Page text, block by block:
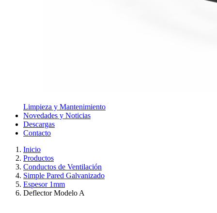
Limpieza y Mantenimiento
Novedades y Noticias
Descargas
Contacto
Inicio
Productos
Conductos de Ventilación
Simple Pared Galvanizado
Espesor 1mm
Deflector Modelo A